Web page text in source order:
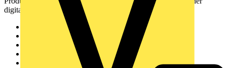
digitalen Plattform und Community.